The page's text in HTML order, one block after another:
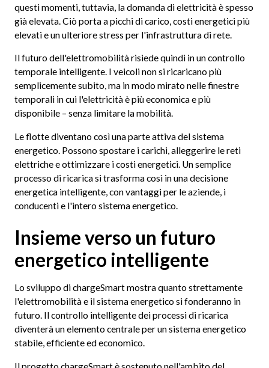
questi momenti, tuttavia, la domanda di elettricità è spesso
già elevata. Ciò porta a picchi di carico, costi energetici più
elevati e un ulteriore stress per l'infrastruttura di rete.
Il futuro dell'elettromobilità risiede quindi in un controllo
temporale intelligente. I veicoli non si ricaricano più
semplicemente subito, ma in modo mirato nelle finestre
temporali in cui l'elettricità è più economica e più
disponibile – senza limitare la mobilità.
Le flotte diventano così una parte attiva del sistema
energetico. Possono spostare i carichi, alleggerire le reti
elettriche e ottimizzare i costi energetici. Un semplice
processo di ricarica si trasforma così in una decisione
energetica intelligente, con vantaggi per le aziende, i
conducenti e l'intero sistema energetico.
Insieme verso un futuro
energetico intelligente
Lo sviluppo di chargeSmart mostra quanto strettamente
l'elettromobilità e il sistema energetico si fonderanno in
futuro. Il controllo intelligente dei processi di ricarica
diventerà un elemento centrale per un sistema energetico
stabile, efficiente ed economico.